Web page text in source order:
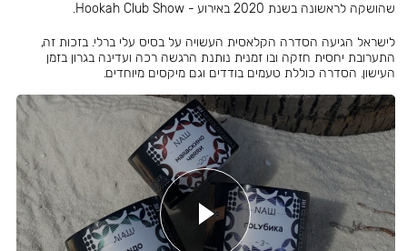
שהושקה לראשונה בשנת 2020 באירוע - Hookah Club Show.
לישראל הגיעה הסדרה הקלאסית העשויה על בסיס עלי ברלי. בזכות זה,
התערובת יחסית חזקה ובו זמנית נותנת הרגשה רכה ועדינה בגרון בזמן
העישון. הסדרה כוללת טעמים בודדים וגם מיקסים מיוחדים.